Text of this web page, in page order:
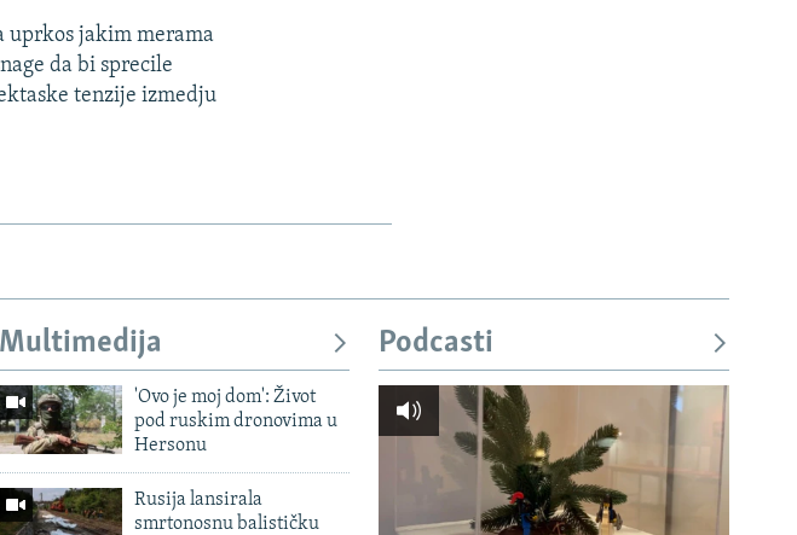
uprkos jakim merama
da bi sprecile
tenzije izmedju
Multimedija
'Ovo je moj dom': Život
pod ruskim dronovima u
Hersonu
Rusija lansirala
smrtonosnu balističku
Podcasti